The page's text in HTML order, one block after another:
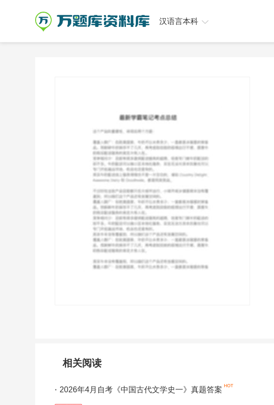
汉语言本科
相关阅读
· 2026年4月自考《中国古代文学史一》真题答案